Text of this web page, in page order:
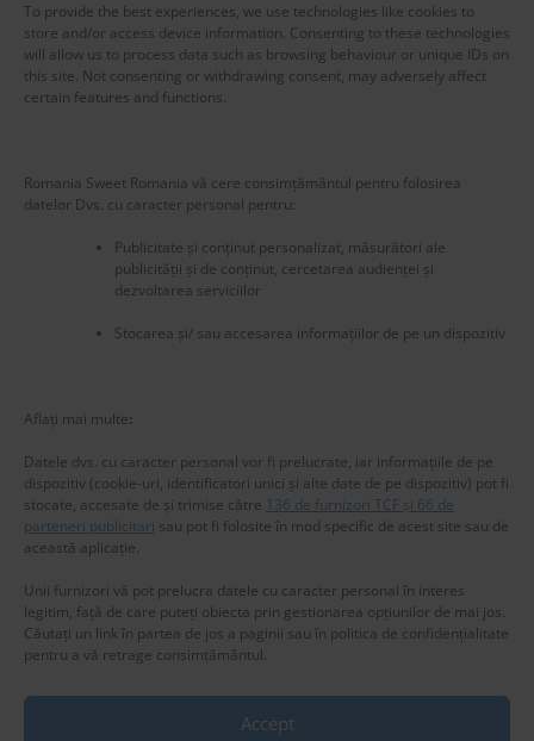
To provide the best experiences, we use technologies like cookies to
store and/or access device information. Consenting to these technologies
will allow us to process data such as browsing behaviour or unique IDs on
this site. Not consenting or withdrawing consent, may adversely affect
certain features and functions.
Romania Sweet Romania vă cere consimțământul pentru folosirea
datelor Dvs. cu caracter personal pentru:
Publicitate și conținut personalizat, măsurători ale
publicității și de conținut, cercetarea audienței și
dezvoltarea serviciilor
Stocarea și/ sau accesarea informațiilor de pe un dispozitiv
Aflați mai multe:
Datele dvs. cu caracter personal vor fi prelucrate, iar informațiile de pe
dispozitiv (cookie-uri, identificatori unici și alte date de pe dispozitiv) pot fi
stocate, accesate de și trimise către 136 de furnizori TCF și 66 de
parteneri publicitari sau pot fi folosite în mod specific de acest site sau de
această aplicație.
Unii furnizori vă pot prelucra datele cu caracter personal în interes
legitim, față de care puteți obiecta prin gestionarea opțiunilor de mai jos.
Căutați un link în partea de jos a paginii sau în politica de confidențialitate
pentru a vă retrage consimțământul.
Accept